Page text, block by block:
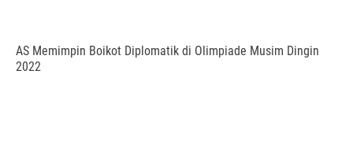
AS Memimpin Boikot Diplomatik di Olimpiade Musim Dingin
2022